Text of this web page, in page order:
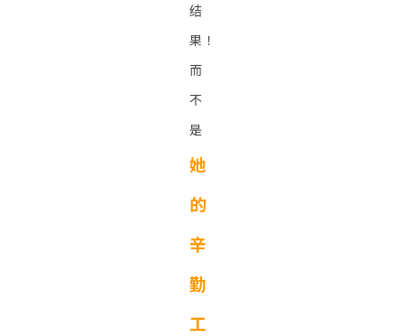
结
果！
而
不
是
她
的
辛
勤
工